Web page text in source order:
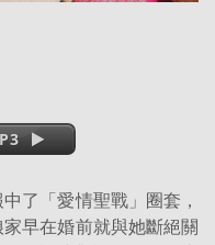
了「愛情聖戰」圈套，
早在婚前就與她斷絕關